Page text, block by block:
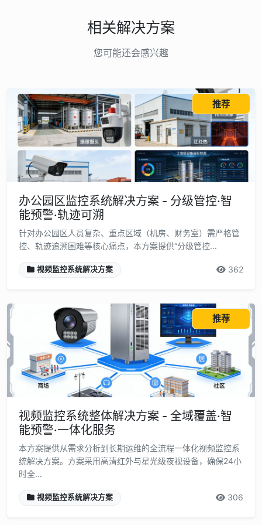
相关解决方案
您可能还会感兴趣
推荐
办公园区监控系统解决方案 - 分级管控·智
能预警·轨迹可溯
针对办公园区人员复杂、重点区域（机房、财务室）需严格管
控、轨迹追溯困难等核心痛点，本方案提供“分级管控...
视频监控系统解决方案 362
推荐
视频监控系统整体解决方案 - 全域覆盖·智
能预警·一体化服务
本方案提供从需求分析到长期运维的全流程一体化视频监控系
统解决方案。方案采用高清红外与星光级夜视设备，确保24小
时全...
视频监控系统解决方案 306